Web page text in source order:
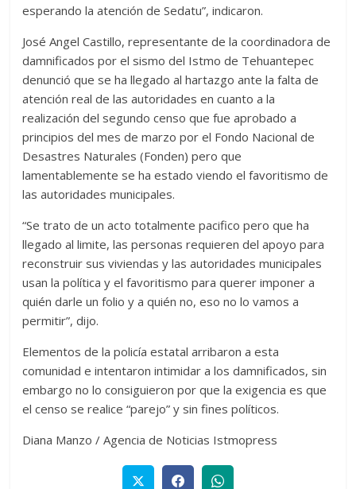
esperando la atención de Sedatu”, indicaron.
José Angel Castillo, representante de la coordinadora de
damnificados por el sismo del Istmo de Tehuantepec
denunció que se ha llegado al hartazgo ante la falta de
atención real de las autoridades en cuanto a la
realización del segundo censo que fue aprobado a
principios del mes de marzo por el Fondo Nacional de
Desastres Naturales (Fonden) pero que
lamentablemente se ha estado viendo el favoritismo de
las autoridades municipales.
“Se trato de un acto totalmente pacifico pero que ha
llegado al limite, las personas requieren del apoyo para
reconstruir sus viviendas y las autoridades municipales
usan la política y el favoritismo para querer imponer a
quién darle un folio y a quién no, eso no lo vamos a
permitir”, dijo.
Elementos de la policía estatal arribaron a esta
comunidad e intentaron intimidar a los damnificados, sin
embargo no lo consiguieron por que la exigencia es que
el censo se realice “parejo” y sin fines políticos.
Diana Manzo / Agencia de Noticias Istmopress